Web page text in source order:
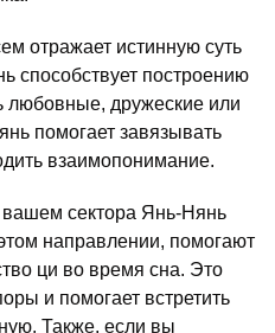
отражает истинную суть
способствует построению
любовные, дружеские или
помогает завязывать
взаимопонимание.
сектора Янь-Нянь
направлении, помогают
ци во время сна. Это
и помогает встретить
Также, если вы